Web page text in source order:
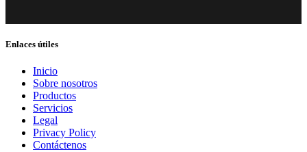
Enlaces útiles
Inicio
Sobre nosotros
Productos
Servicios
Legal
Privacy Policy
Contáctenos